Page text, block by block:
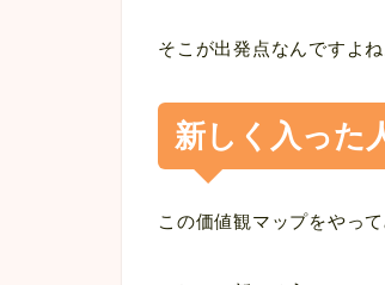
そこが出発点なんですよね
新しく入った
この価値観マップをやっ